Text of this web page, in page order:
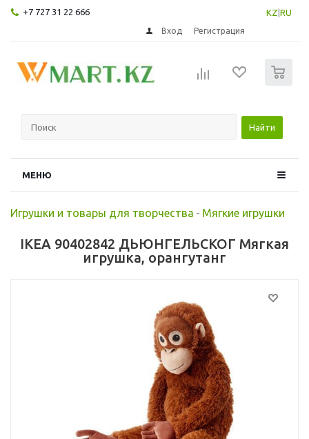
+7 727 31 22 666 KZ RU
Вход Регистрация
Найти
МЕНЮ
Игрушки и товары для творчества - Мягкие игрушки
IKEA 90402842 ДЬЮНГЕЛЬСКОГ Мягкая
игрушка, орангутанг